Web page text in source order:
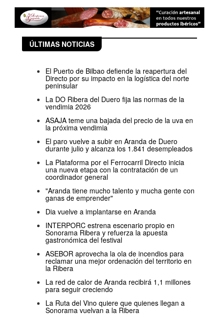
ÚLTIMAS NOTICIAS
El Puerto de Bilbao defiende la reapertura del
Directo por su impacto en la logística del norte
peninsular
La DO Ribera del Duero fija las normas de la
vendimia 2026
ASAJA teme una bajada del precio de la uva en
la próxima vendimia
El paro vuelve a subir en Aranda de Duero
durante julio y alcanza los 1.841 desempleados
La Plataforma por el Ferrocarril Directo inicia
una nueva etapa con la contratación de un
coordinador general
"Aranda tiene mucho talento y mucha gente con
ganas de emprender"
Dia vuelve a implantarse en Aranda
INTERPORC estrena escenario propio en
Sonorama Ribera y refuerza la apuesta
gastronómica del festival
ASEBOR aprovecha la ola de incendios para
reclamar una mejor ordenación del territorio en
la Ribera
La red de calor de Aranda recibirá 1,1 millones
para seguir creciendo
La Ruta del Vino quiere que quienes llegan a
Sonorama vuelvan a la Ribera